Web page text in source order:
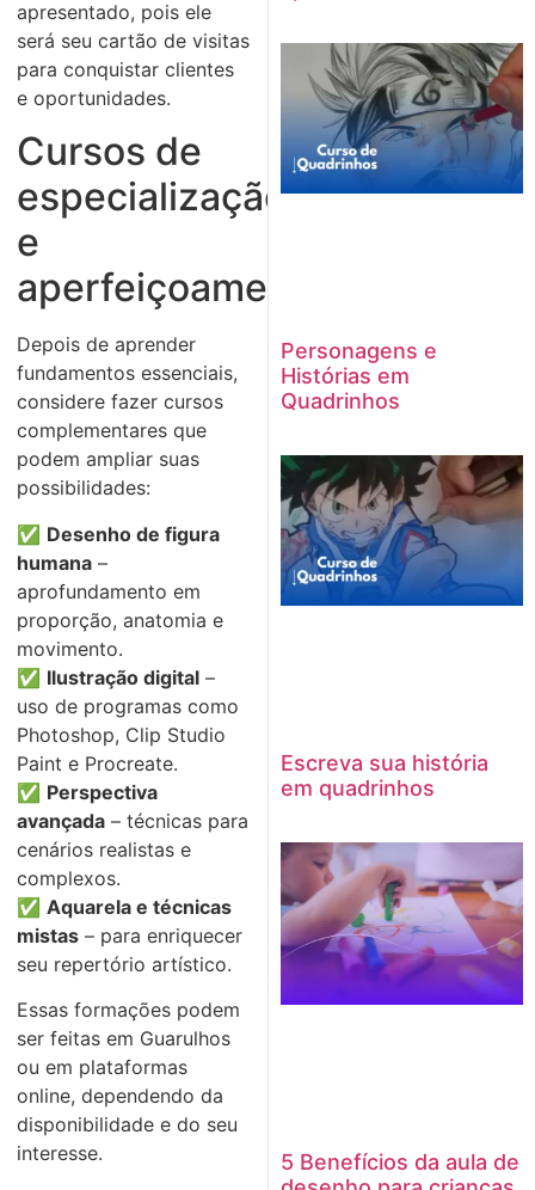
apresentado, pois ele
será seu cartão de visitas
para conquistar clientes
e oportunidades.
Cursos de
especialização
e
aperfeiçoamento
Depois de aprender
fundamentos essenciais,
considere fazer cursos
complementares que
podem ampliar suas
possibilidades:
✅ Desenho de figura
humana –
aprofundamento em
proporção, anatomia e
movimento.
✅ Ilustração digital –
uso de programas como
Photoshop, Clip Studio
Paint e Procreate.
✅ Perspectiva
avançada – técnicas para
cenários realistas e
complexos.
✅Aquarela e técnicas
mistas – para enriquecer
seu repertório artístico.
Essas formações podem
ser feitas em Guarulhos
ou em plataformas
online, dependendo da
disponibilidade e do seu
interesse.
Personagens e
Histórias em
Quadrinhos
Escreva sua história
em quadrinhos
5 Benefícios da aula de